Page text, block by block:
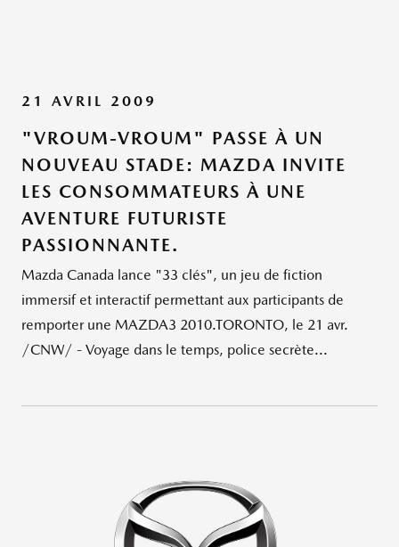
21 AVRIL 2009
"VROUM-VROUM" PASSE À UN
NOUVEAU STADE: MAZDA INVITE
LES CONSOMMATEURS À UNE
AVENTURE FUTURISTE
PASSIONNANTE.
Mazda Canada lance "33 clés", un jeu de fiction
immersif et interactif permettant aux participants de
remporter une MAZDA3 2010.TORONTO, le 21 avr.
/CNW/ - Voyage dans le temps, police secrète...